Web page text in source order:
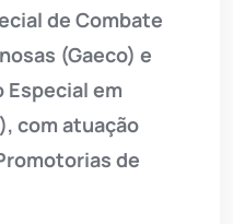
de Combate
(Gaeco) e
Especial em
com atuação
de